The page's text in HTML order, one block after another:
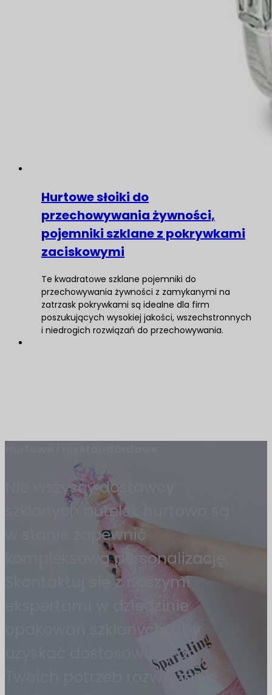
Hurtowe słoiki do
przechowywania żywności,
pojemniki szklane z pokrywkami
zaciskowymi
Te kwadratowe szklane pojemniki do
przechowywania żywności z zamykanymi na
zatrzask pokrywkami są idealne dla firm
poszukujących wysokiej jakości, wszechstronnych
i niedrogich rozwiązań do przechowywania.
Nie wszyscy dostawcy
szklanych butelek hurtowo są
w stanie zapewnić
kompleksową personalizację.
Skontaktuj się z naszymi
ekspertami w dziedzinie
opakowań szklanych, aby
uzyskać dostosowane do
Twoich potrzeb rozwiązanie